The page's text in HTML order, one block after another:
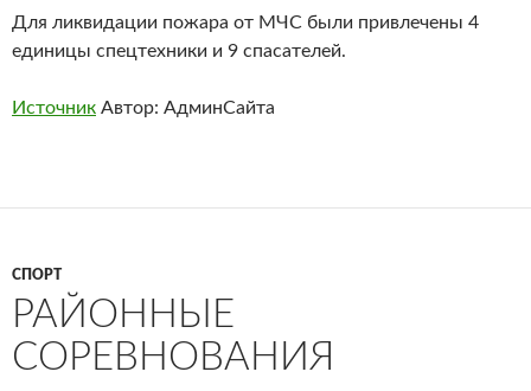
Для ликвидации пожара от МЧС были привлечены 4
единицы спецтехники и 9 спасателей.
Источник Автор: АдминСайта
СПОРТ
РАЙОННЫЕ
СОРЕВНОВАНИЯ